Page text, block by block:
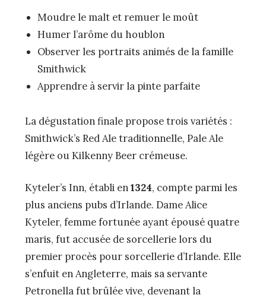
Moudre le malt et remuer le moût
Humer l’arôme du houblon
Observer les portraits animés de la famille
Smithwick
Apprendre à servir la pinte parfaite
La dégustation finale propose trois variétés :
Smithwick’s Red Ale traditionnelle, Pale Ale
légère ou Kilkenny Beer crémeuse.
Kyteler’s Inn, établi en1324, compte parmi les
plus anciens pubs d’Irlande. Dame Alice
Kyteler, femme fortunée ayant épousé quatre
maris, fut accusée de sorcellerie lors du
premier procès pour sorcellerie d’Irlande. Elle
s’enfuit en Angleterre, mais sa servante
Petronella fut brûlée vive, devenant la